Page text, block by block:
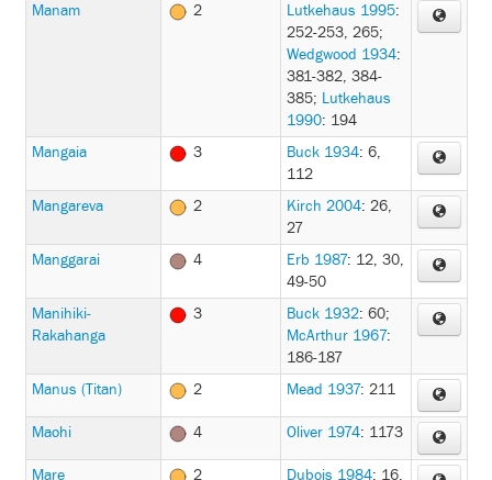
Manam 2 Lutkehaus 1995:
252-253, 265;
Wedgwood 1934:
381-382, 384-
385; Lutkehaus
1990: 194
Mangaia
3 Buck 1934: 6,
112
Mangareva
2 Kirch 2004: 26,
27
Manggarai
4 Erb 1987: 12, 30,
49-50
Manihiki-
Rakahanga
3 Buck 1932: 60;
McArthur 1967:
186-187
Manus (Titan)
2 Mead 1937: 211
Maohi 4 Oliver 1974: 1173
Mare 2 Dubois 1984: 16,